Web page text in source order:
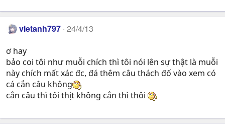
vietanh797 24/4/13
ơ hay
bảo coi tôi như muỗi chích thì tôi nói lên sự thật là muỗi
này chích mất xác đc, đá thêm câu thách đố vào xem có
cá cắn câu không
cắn câu thì tôi thịt không cắn thì thôi